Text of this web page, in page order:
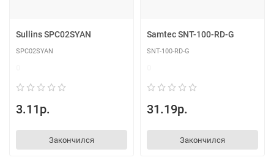
Sullins SPC02SYAN
SPC02SYAN
3.11р.
Закончился
Samtec SNT-100-RD-G
SNT-100-RD-G
31.19р.
Закончился